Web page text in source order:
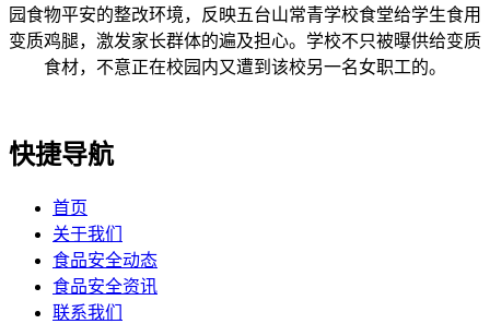
园食物平安的整改环境，反映五台山常青学校食堂给学生食用
变质鸡腿，激发家长群体的遍及担心。学校不只被曝供给变质
食材，不意正在校园内又遭到该校另一名女职工的。
快捷导航
首页
关于我们
食品安全动态
食品安全资讯
联系我们